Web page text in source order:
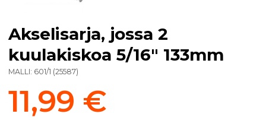
Akselisarja, jossa 2
kuulakiskoa 5/16" 133mm
MALLI: 601/1 (25587)
11,99 €